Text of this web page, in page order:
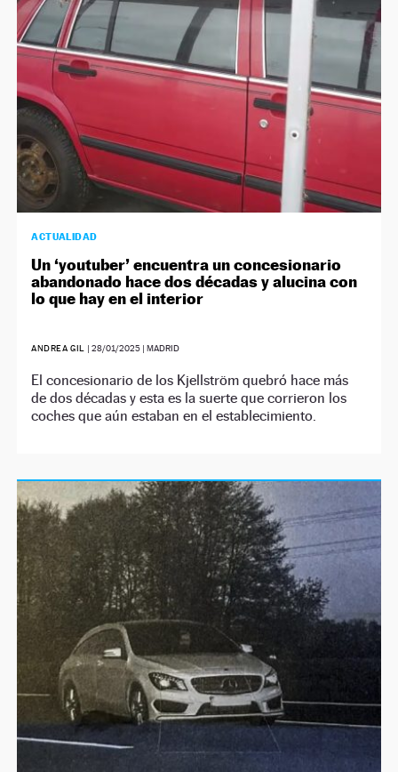
ACTUALIDAD
Un ‘youtuber’ encuentra un concesionario
abandonado hace dos décadas y alucina con
lo que hay en el interior
ANDREA GIL | 28/01/2025| MADRID
El concesionario de los Kjellström quebró hace más
de dos décadas y esta es la suerte que corrieron los
coches que aún estaban en el establecimiento.